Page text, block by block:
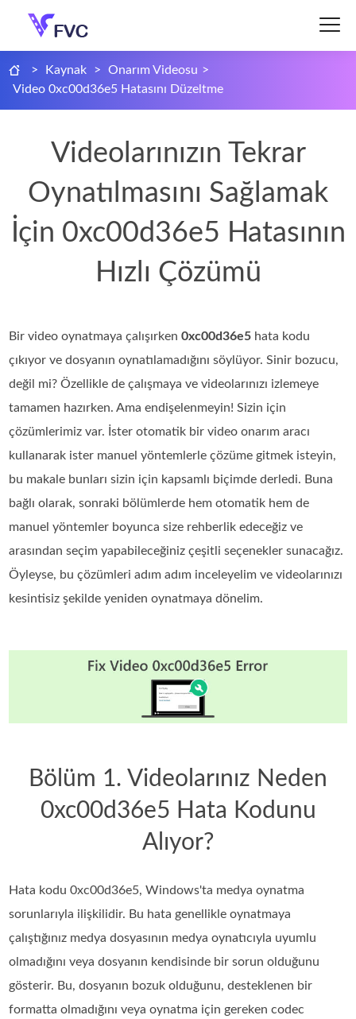
> Kaynak > Onarım Videosu >
Video 0xc00d36e5 Hatasını Düzeltme
Videolarınızın Tekrar
Oynatılmasını Sağlamak
İçin 0xc00d36e5 Hatasının
Hızlı Çözümü
Bir video oynatmaya çalışırken0xc00d36e5 hata kodu
çıkıyor ve dosyanın oynatılamadığını söylüyor. Sinir bozucu,
değil mi? Özellikle de çalışmaya ve videolarınızı izlemeye
tamamen hazırken. Ama endişelenmeyin! Sizin için
çözümlerimiz var. İster otomatik bir video onarım aracı
kullanarak ister manuel yöntemlerle çözüme gitmek isteyin,
bu makale bunları sizin için kapsamlı biçimde derledi. Buna
bağlı olarak, sonraki bölümlerde hem otomatik hem de
manuel yöntemler boyunca size rehberlik edeceğiz ve
arasından seçim yapabileceğiniz çeşitli seçenekler sunacağız.
Öyleyse, bu çözümleri adım adım inceleyelim ve videolarınızı
kesintisiz şekilde yeniden oynatmaya dönelim.
Bölüm 1. Videolarınız Neden
0xc00d36e5 Hata Kodunu
Alıyor?
Hata kodu 0xc00d36e5, Windows'ta medya oynatma
sorunlarıyla ilişkilidir. Bu hata genellikle oynatmaya
çalıştığınız medya dosyasının medya oynatıcıyla uyumlu
olmadığını veya dosyanın kendisinde bir sorun olduğunu
gösterir. Bu, dosyanın bozuk olduğunu, desteklenen bir
formatta olmadığını veya oynatma için gereken codec